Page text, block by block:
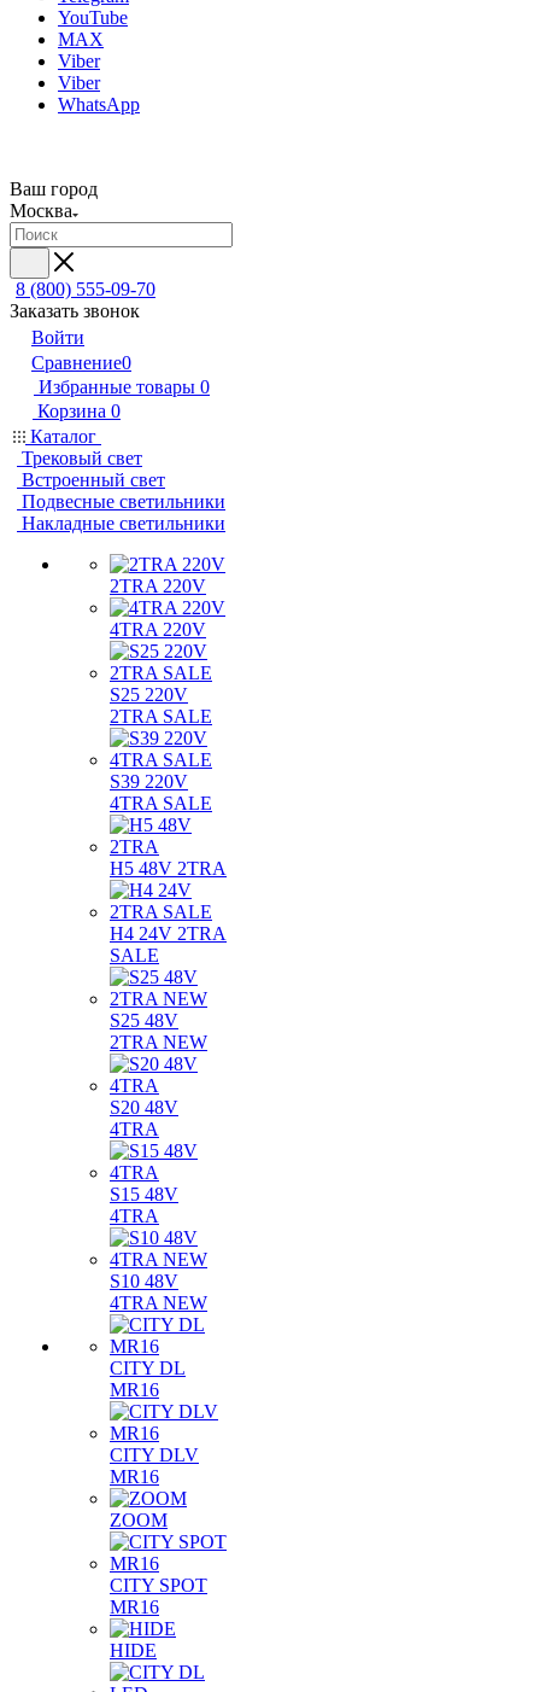
YouTube
MAX
Viber
Viber
WhatsApp
Ваш город
Москва
8 (800) 555-09-70
Заказать звонок
Войти
Сравнение0
Избранные товары 0
Корзина 0
Каталог
Трековый свет
Встроенный свет
Подвесные светильники
Накладные светильники
2TRA 220V
4TRA 220V
S25 220V
2TRA SALE
S39 220V
4TRA SALE
H5 48V 2TRA
H4 24V 2TRA
SALE
S25 48V
2TRA NEW
S20 48V
4TRA
S15 48V
4TRA
S10 48V
4TRA NEW
CITY DL
MR16
CITY DLV
MR16
ZOOM
CITY SPOT
MR16
HIDE